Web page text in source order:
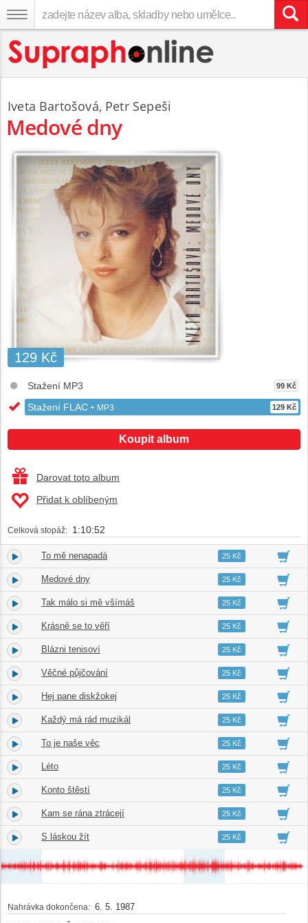
Iveta Bartošová, Petr Sepeši
Medové dny
129 Kč
Stažení MP3 99 Kč
Stažení FLAC + MP3 129 Kč
Koupit album
Darovat toto album
Přidat k oblíbeným
Celková stopáž: 1:10:52
1. To mě nenapadá 02:4625 Kč
2. Medové dny 04:1925 Kč
3. Tak málo si mě všímáš 04:0325 Kč
4. Krásně se to věří 03:1225 Kč
5. Blázni tenisoví 03:0125 Kč
6. Věčné půjčování 03:1325 Kč
7. Hej pane diskžokej 03:4225 Kč
8. Každý má rád muzikál 03:5125 Kč
9. To je naše věc 04:2125 Kč
10. Léto 04:2025 Kč
11. Konto štěstí 03:5625 Kč
12. Kam se rána ztrácejí 02:4925 Kč
13. S láskou žít 03:4425 Kč
Nahrávka dokončena: 6. 5. 1987